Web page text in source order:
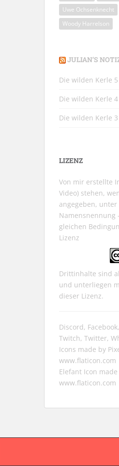
Uwe Ochsenknecht
Woody Harrelson
JULIAN’S
Die wilden Kerle
Die wilden Kerle
Die wilden Kerle
LIZENZ
Von mir erstellte
Video) stehen,
angegeben,
Namensnennung
gleichen
Lizenz
Drittinhalte sind
und unterliegen
dieser Lizenz.
Discord,
Twitch, Twitter,
Icons made by
www.flaticon.com
Elefant Icon
www.flaticon.com